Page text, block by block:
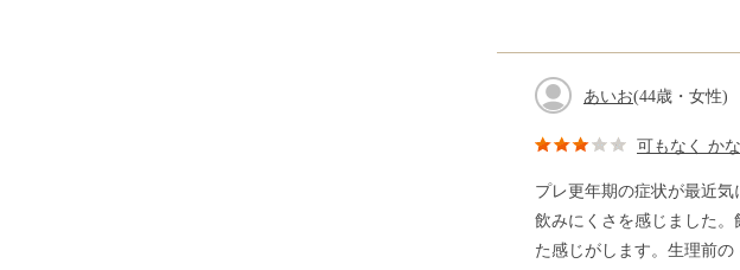
あいお(44歳・女性)
可もなく か
プレ更年期の症状が最近
飲みにくさを感じました
た感じがします。生理前